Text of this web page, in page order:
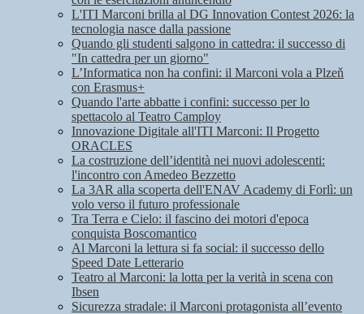
L'ITI Marconi brilla al DG Innovation Contest 2026: la
tecnologia nasce dalla passione
Quando gli studenti salgono in cattedra: il successo di
"In cattedra per un giorno"
L’Informatica non ha confini: il Marconi vola a Plzeň
con Erasmus+
Quando l'arte abbatte i confini: successo per lo
spettacolo al Teatro Camploy
Innovazione Digitale all'ITI Marconi: Il Progetto
ORACLES
La costruzione dell’identità nei nuovi adolescenti:
l'incontro con Amedeo Bezzetto
La 3AR alla scoperta dell'ENAV Academy di Forlì: un
volo verso il futuro professionale
Tra Terra e Cielo: il fascino dei motori d'epoca
conquista Boscomantico
Al Marconi la lettura si fa social: il successo dello
Speed Date Letterario
Teatro al Marconi: la lotta per la verità in scena con
Ibsen
Sicurezza stradale: il Marconi protagonista all’evento